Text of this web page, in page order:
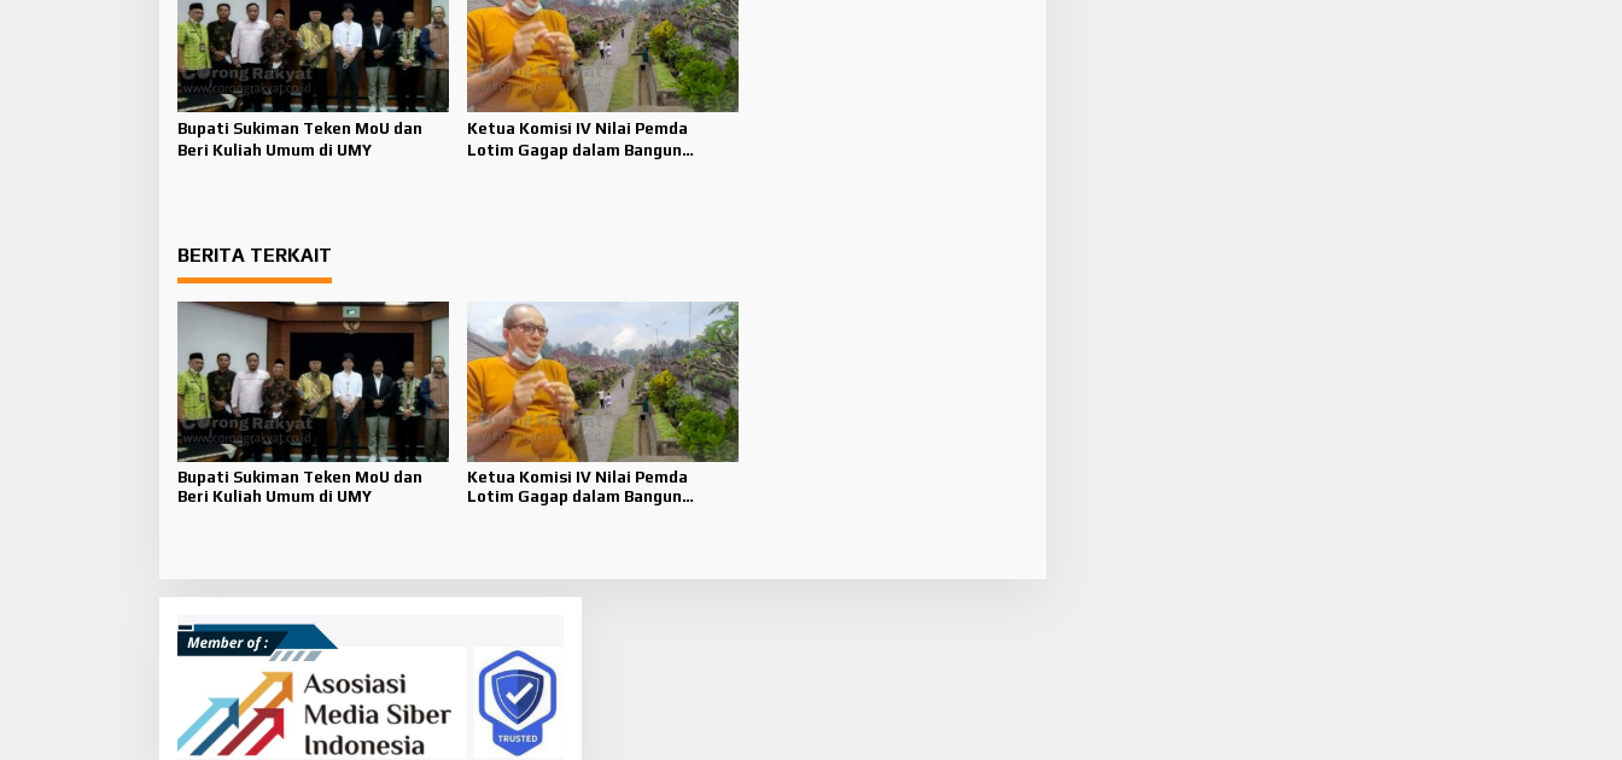
Bupati Sukiman Teken MoU dan
Beri Kuliah Umum di UMY
Ketua Komisi IV Nilai Pemda
Lotim Gagap dalam Bangun
BERITA TERKAIT
Bupati Sukiman Teken MoU dan
Beri Kuliah Umum di UMY
Ketua Komisi IV Nilai Pemda
Lotim Gagap dalam Bangun